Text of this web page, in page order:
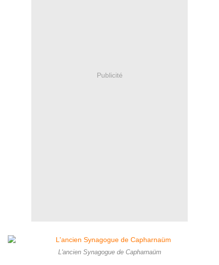
Publicité
L'ancien Synagogue de Capharnaüm